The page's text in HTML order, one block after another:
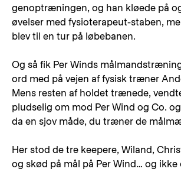
genoptræningen, og han kløede på
øvelser med fysioterapeut-staben,
blev til en tur på løbebanen.
Og så fik Per Winds
ord med på vejen af fysisk træner
Mens resten af holdet trænede,
pludselig om mod Per Wind og Co.
da en sjov måde, du træner de
Her stod de tre keepere, Wiland,
og skød på mål på Per Wind… og